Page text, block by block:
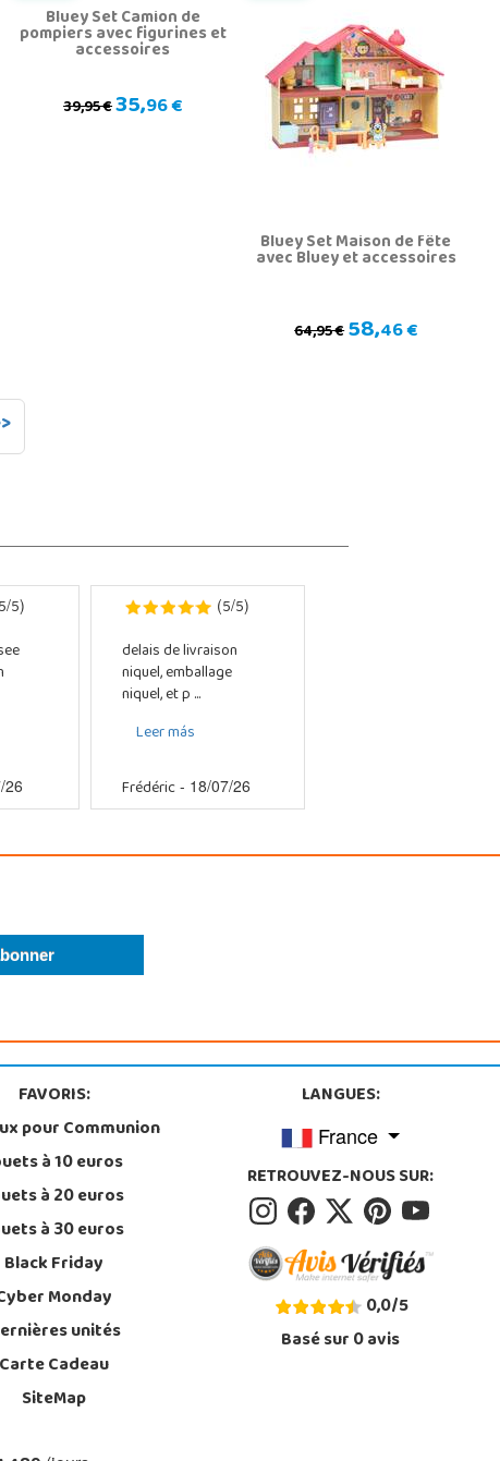
Bluey Set Camion de
pompiers avec figurines et
accessoires
39,95 €35,96 €
Bluey Set Maison de fête
avec Bluey et accessoires
64,95 €58,46 €
5/5)
26
(5/5)
delais de livraison
niquel, emballage
niquel, et p ...
Leer más
Frédéric- 18/07/26
FAVORIS:
pour Communion
à 10 euros
à 20 euros
à 30 euros
Black Friday
Monday
unités
Carte Cadeau
SiteMap
LANGUES:
France
RETROUVEZ-NOUS SUR:
0,0/5
Basé sur0avis